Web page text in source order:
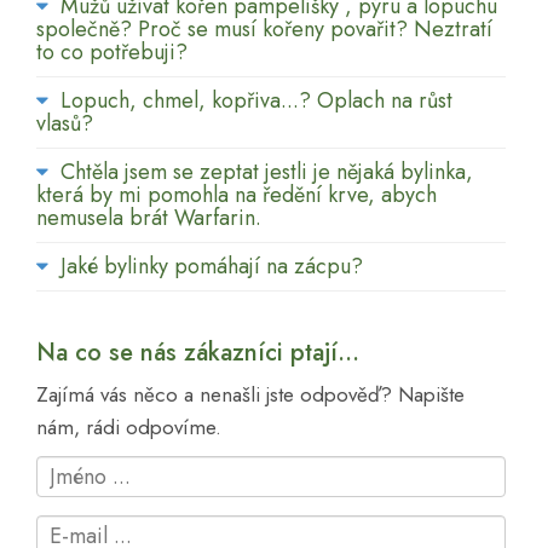
společně? Proč se musí kořeny povařit? Neztratí
to co potřebuji?
Lopuch, chmel, kopřiva...? Oplach na růst
vlasů?
Chtěla jsem se zeptat jestli je nějaká bylinka,
která by mi pomohla na ředění krve, abych
nemusela brát Warfarin.
Jaké bylinky pomáhají na zácpu?
Na co se nás zákazníci ptají...
Zajímá vás něco a nenašli jste odpověď? Napište
nám, rádi odpovíme.